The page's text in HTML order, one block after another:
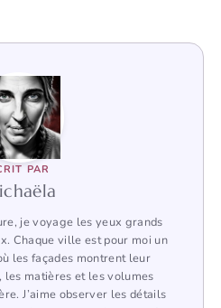
PAR
je voyage les yeux grands
Chaque ville est pour moi un
les façades montrent leur
les matières et les volumes
J’aime observer les détails